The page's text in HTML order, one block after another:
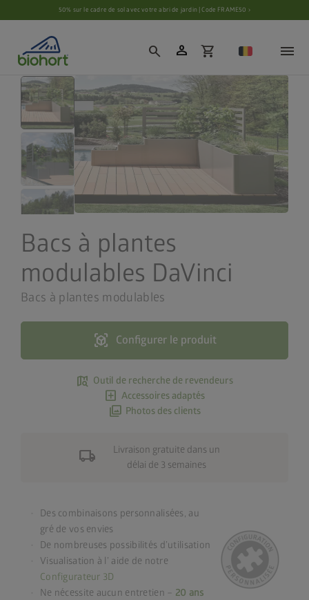
Paramètres des cookies50% sur le cadre de sol avec votre abri de jardin | Code FRAME50 ›
search person shopping_cart
Bacs à plantes
modulables DaVinci
Bacs à plantes modulables
view_in_ar Configurer le produit
map_search Outil de recherche de revendeurs
add_box Accessoires adaptés
photo_library Photos des clients
local_shipping
Livraison gratuite dans un
délai de 3 semaines
Des combinaisons personnalisées, au
gré de vos envies
De nombreuses possibilités d’utilisation
Visualisation à l’ aide de notre
Configurateur 3D
Ne nécessite aucun entretien – 20 ans